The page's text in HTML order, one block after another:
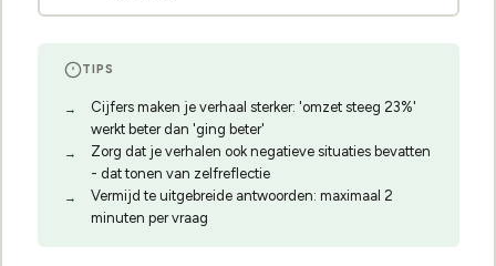
TIPS
Cijfers maken je verhaal sterker: 'omzet steeg 23%'
werkt beter dan 'ging beter'
Zorg dat je verhalen ook negatieve situaties bevatten
- dat tonen van zelfreflectie
Vermijd te uitgebreide antwoorden: maximaal 2
minuten per vraag